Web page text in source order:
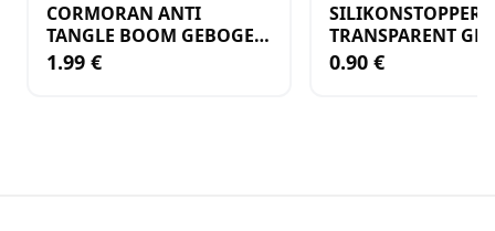
CORMORAN ANTI
TANGLE BOOM GEBOGEN
12CM M.WIRBEL(PLASTIK)
1.99 €
SILIKONSTOPPER
TRANSPARENT
KLEIN
0.90 €